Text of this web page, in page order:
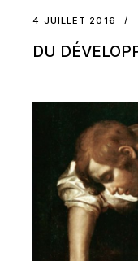
4 JUILLET 2016
DU